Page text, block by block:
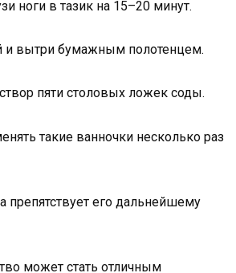
ноги в тазик на 15–20 минут.
и вытри бумажным полотенцем.
пяти столовых ложек соды.
такие ванночки несколько раз
препятствует его дальнейшему
может стать отличным